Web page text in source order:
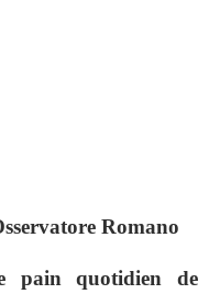
Romano
pain quotidien de